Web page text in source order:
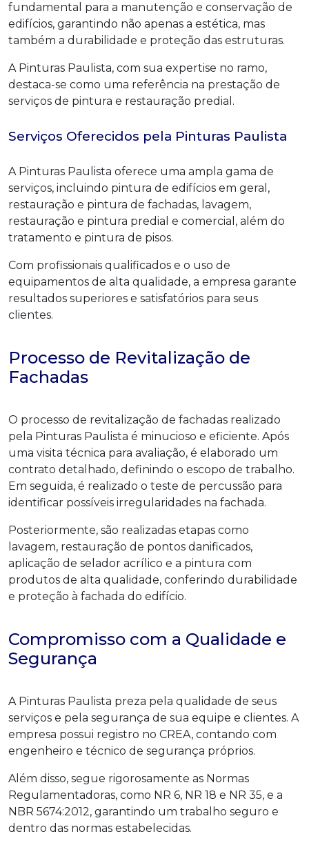
fundamental para a manutenção e conservação de
edifícios, garantindo não apenas a estética, mas
também a durabilidade e proteção das estruturas.
A Pinturas Paulista, com sua expertise no ramo,
destaca-se como uma referência na prestação de
serviços de pintura e restauração predial.
Serviços Oferecidos pela Pinturas Paulista
A Pinturas Paulista oferece uma ampla gama de
serviços, incluindo pintura de edifícios em geral,
restauração e pintura de fachadas, lavagem,
restauração e pintura predial e comercial, além do
tratamento e pintura de pisos.
Com profissionais qualificados e o uso de
equipamentos de alta qualidade, a empresa garante
resultados superiores e satisfatórios para seus
clientes.
Processo de Revitalização de
Fachadas
O processo de revitalização de fachadas realizado
pela Pinturas Paulista é minucioso e eficiente. Após
uma visita técnica para avaliação, é elaborado um
contrato detalhado, definindo o escopo de trabalho.
Em seguida, é realizado o teste de percussão para
identificar possíveis irregularidades na fachada.
Posteriormente, são realizadas etapas como
lavagem, restauração de pontos danificados,
aplicação de selador acrílico e a pintura com
produtos de alta qualidade, conferindo durabilidade
e proteção à fachada do edifício.
Compromisso com a Qualidade e
Segurança
A Pinturas Paulista preza pela qualidade de seus
serviços e pela segurança de sua equipe e clientes. A
empresa possui registro no CREA, contando com
engenheiro e técnico de segurança próprios.
Além disso, segue rigorosamente as Normas
Regulamentadoras, como NR 6, NR 18 e NR 35, e a
NBR 5674:2012, garantindo um trabalho seguro e
dentro das normas estabelecidas.